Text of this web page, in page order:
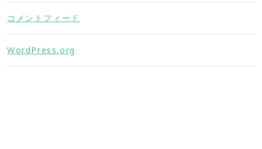
コメントフィード
WordPress.org